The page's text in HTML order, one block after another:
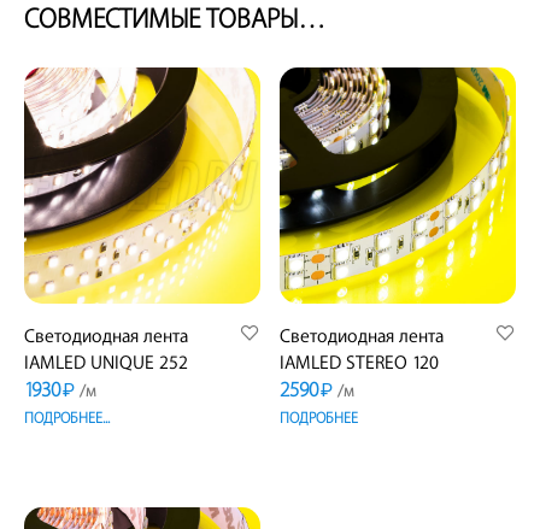
СОВМЕСТИМЫЕ ТОВАРЫ…
Светодиодная лента
IAMLED UNIQUE 252
1930₽ /м
ПОДРОБНЕЕ...
Светодиодная лента
IAMLED STEREO 120
2590₽ /м
ПОДРОБНЕЕ